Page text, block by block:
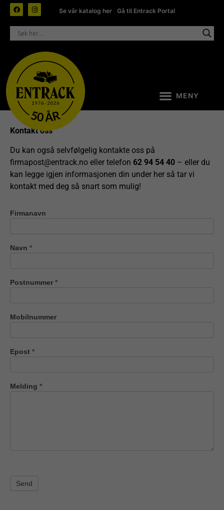
Se vår katalog her |Gå til Entrack Portal
Kontakt oss
Du kan også selvfølgelig kontakte oss på
firmapost@entrack.no eller telefon 62 94 54 40 – eller du
kan legge igjen informasjonen din under her så tar vi
kontakt med deg så snart som mulig!
Kontakt
Firmanavn
Navn *
Postnummer *
Mobilnummer
Epost *
Melding *
Send